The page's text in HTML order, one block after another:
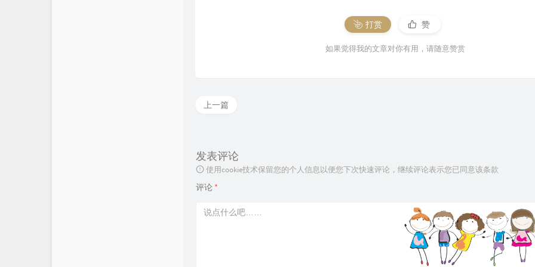
打赏 赞
如果觉得我的文章对你有用，请随意赞赏
上一篇
发表评论
使用cookie技术保留您的个人信息以便您下次快速评论，继续评论表示您已同意该条款
评论 *